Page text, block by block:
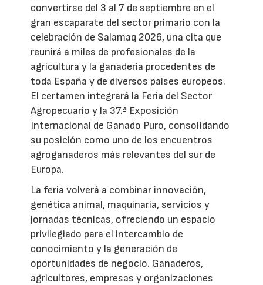
convertirse del 3 al 7 de septiembre en el
gran escaparate del sector primario con la
celebración de Salamaq 2026, una cita que
reunirá a miles de profesionales de la
agricultura y la ganadería procedentes de
toda España y de diversos países europeos.
El certamen integrará la Feria del Sector
Agropecuario y la 37.ª Exposición
Internacional de Ganado Puro, consolidando
su posición como uno de los encuentros
agroganaderos más relevantes del sur de
Europa.
La feria volverá a combinar innovación,
genética animal, maquinaria, servicios y
jornadas técnicas, ofreciendo un espacio
privilegiado para el intercambio de
conocimiento y la generación de
oportunidades de negocio. Ganaderos,
agricultores, empresas y organizaciones